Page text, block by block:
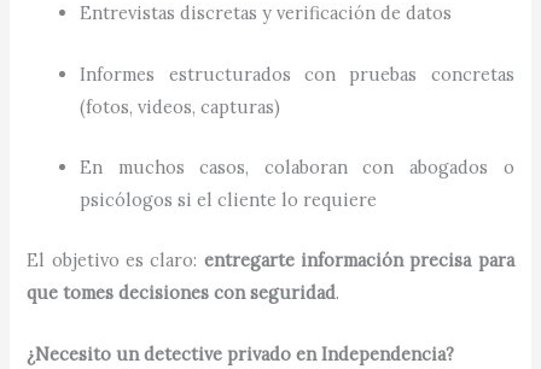
Entrevistas discretas y verificación de datos
Informes estructurados con pruebas concretas
(fotos, videos, capturas)
En muchos casos, colaboran con abogados o
psicólogos si el cliente lo requiere
El objetivo es claro: entregarte información precisa para
que tomes decisiones con seguridad.
¿Necesito un detective privado en Independencia?